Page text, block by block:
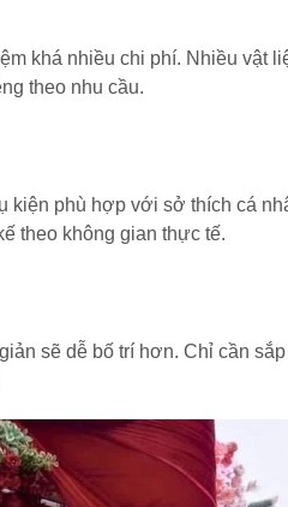
khá nhiều chi phí. Nhiều vật
theo nhu cầu.
kiện phù hợp với sở thích cá
theo không gian thực tế.
sẽ dễ bố trí hơn. Chỉ cần